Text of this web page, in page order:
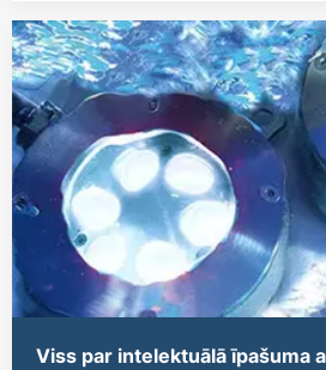
Viss par intelektuālā īpašuma